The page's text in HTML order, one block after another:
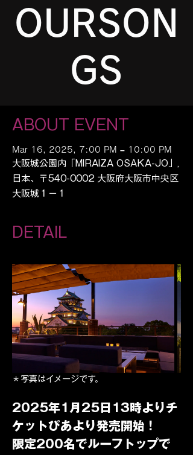
OURSON
GS
ABOUT EVENT
Mar 16, 2025, 7:00 PM – 10:00 PM
大阪城公園内「MIRAIZA OSAKA-JO」,
日本、〒540-0002 大阪府大阪市中央区
大阪城１−１
DETAIL
＊写真はイメージです。
2025年1月25日13時よりチ
ケットぴあより発売開始！
限定200名でルーフトップで